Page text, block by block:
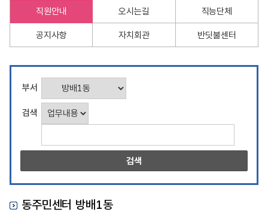
직원안내 오시는길 직능단체
공지사항 자치회관 반딧불센터
직
검
부서
검색
동주민센터 방배1동